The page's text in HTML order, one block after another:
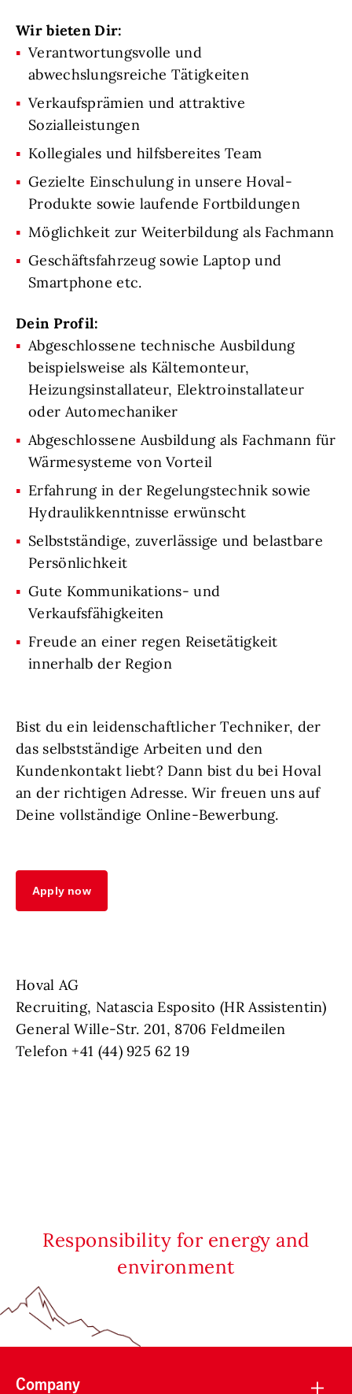
Wir bieten Dir:
Verantwortungsvolle und
abwechslungsreiche Tätigkeiten
Verkaufsprämien und attraktive
Sozialleistungen
Kollegiales und hilfsbereites Team
Gezielte Einschulung in unsere Hoval-
Produkte sowie laufende Fortbildungen
Möglichkeit zur Weiterbildung als Fachmann
Geschäftsfahrzeug sowie Laptop und
Smartphone etc.
Dein Profil:
Abgeschlossene technische Ausbildung
beispielsweise als Kältemonteur,
Heizungsinstallateur, Elektroinstallateur
oder Automechaniker
Abgeschlossene Ausbildung als Fachmann für
Wärmesysteme von Vorteil
Erfahrung in der Regelungstechnik sowie
Hydraulikkenntnisse erwünscht
Selbstständige, zuverlässige und belastbare
Persönlichkeit
Gute Kommunikations- und
Verkaufsfähigkeiten
Freude an einer regen Reisetätigkeit
innerhalb der Region
Bist du ein leidenschaftlicher Techniker, der
das selbstständige Arbeiten und den
Kundenkontakt liebt? Dann bist du bei Hoval
an der richtigen Adresse. Wir freuen uns auf
Deine vollständige Online-Bewerbung.
Apply now
Hoval AG
Recruiting, Natascia Esposito (HR Assistentin)
General Wille-Str. 201, 8706 Feldmeilen
Telefon +41 (44) 925 62 19
Responsibility for energy and
environment
Company